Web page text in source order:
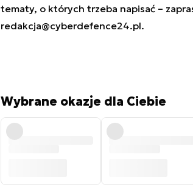
tematy, o których trzeba napisać –
redakcja@cyberdefence24.pl.
Wybrane okazje dla Ciebie